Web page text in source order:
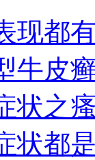
现都
牛皮
状之
状都